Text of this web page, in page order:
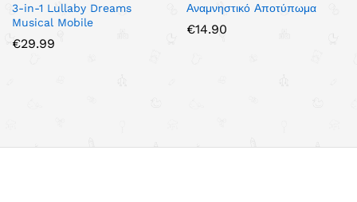
3-in-1 Lullaby Dreams
Musical Mobile
€29.99
Αναμνηστικό Αποτύπωμα
€14.90